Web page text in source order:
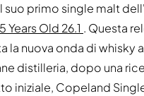
suo primo single malt
Years Old 26.1 . Questa
la nuova onda di whisky
distilleria, dopo una
iniziale, Copeland